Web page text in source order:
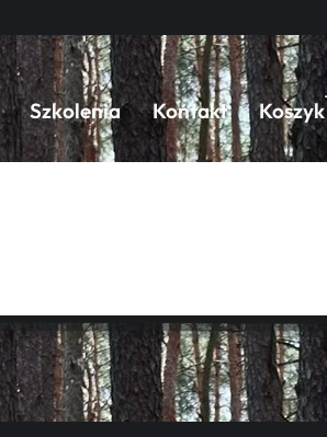
Szkolenia Kontakt Koszyk